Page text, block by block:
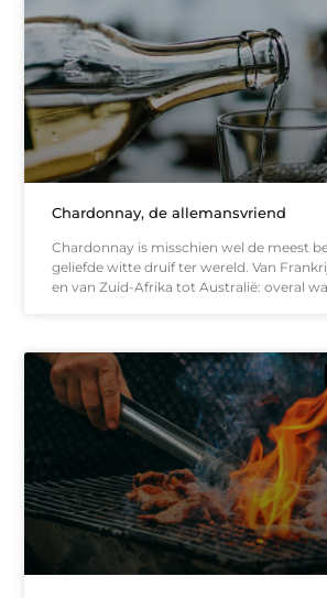
Chardonnay, de allemansvriend
Chardonnay is misschien wel de meest
geliefde witte druif ter wereld. Van
en van Zuid-Afrika tot Australië: overal